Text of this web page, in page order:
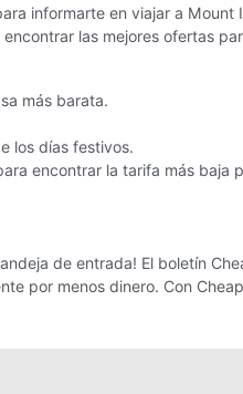
informarte en viajar a
las mejores ofertas
más barata.
los días festivos.
encontrar la tarifa más baja
de entrada! El boletín
por menos dinero. Con